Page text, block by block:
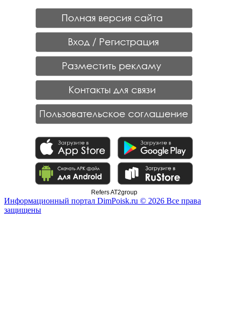
Refers AT2group
Информационный портал DimPoisk.ru © 2026 Все права
защищены